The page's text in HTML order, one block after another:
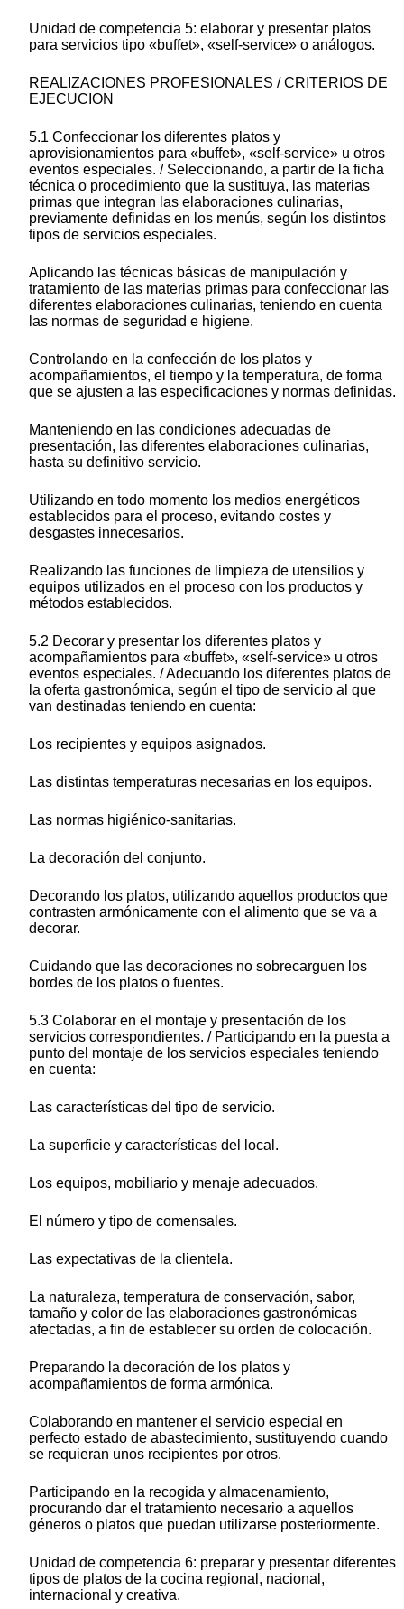
Unidad de competencia 5: elaborar y presentar platos
para servicios tipo «buffet», «self-service» o análogos.
REALIZACIONES PROFESIONALES / CRITERIOS DE
EJECUCION
5.1 Confeccionar los diferentes platos y
aprovisionamientos para «buffet», «self-service» u otros
eventos especiales. / Seleccionando, a partir de la ficha
técnica o procedimiento que la sustituya, las materias
primas que integran las elaboraciones culinarias,
previamente definidas en los menús, según los distintos
tipos de servicios especiales.
Aplicando las técnicas básicas de manipulación y
tratamiento de las materias primas para confeccionar las
diferentes elaboraciones culinarias, teniendo en cuenta
las normas de seguridad e higiene.
Controlando en la confección de los platos y
acompañamientos, el tiempo y la temperatura, de forma
que se ajusten a las especificaciones y normas definidas.
Manteniendo en las condiciones adecuadas de
presentación, las diferentes elaboraciones culinarias,
hasta su definitivo servicio.
Utilizando en todo momento los medios energéticos
establecidos para el proceso, evitando costes y
desgastes innecesarios.
Realizando las funciones de limpieza de utensilios y
equipos utilizados en el proceso con los productos y
métodos establecidos.
5.2 Decorar y presentar los diferentes platos y
acompañamientos para «buffet», «self-service» u otros
eventos especiales. / Adecuando los diferentes platos de
la oferta gastronómica, según el tipo de servicio al que
van destinadas teniendo en cuenta:
Los recipientes y equipos asignados.
Las distintas temperaturas necesarias en los equipos.
Las normas higiénico-sanitarias.
La decoración del conjunto.
Decorando los platos, utilizando aquellos productos que
contrasten armónicamente con el alimento que se va a
decorar.
Cuidando que las decoraciones no sobrecarguen los
bordes de los platos o fuentes.
5.3 Colaborar en el montaje y presentación de los
servicios correspondientes. / Participando en la puesta a
punto del montaje de los servicios especiales teniendo
en cuenta:
Las características del tipo de servicio.
La superficie y características del local.
Los equipos, mobiliario y menaje adecuados.
El número y tipo de comensales.
Las expectativas de la clientela.
La naturaleza, temperatura de conservación, sabor,
tamaño y color de las elaboraciones gastronómicas
afectadas, a fin de establecer su orden de colocación.
Preparando la decoración de los platos y
acompañamientos de forma armónica.
Colaborando en mantener el servicio especial en
perfecto estado de abastecimiento, sustituyendo cuando
se requieran unos recipientes por otros.
Participando en la recogida y almacenamiento,
procurando dar el tratamiento necesario a aquellos
géneros o platos que puedan utilizarse posteriormente.
Unidad de competencia 6: preparar y presentar diferentes
tipos de platos de la cocina regional, nacional,
internacional y creativa.